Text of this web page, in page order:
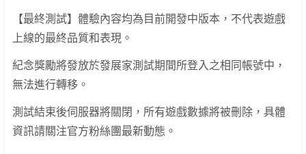
【最終測試】體驗內容均為目前開發中版本，不代表遊戲
上線的最終品質和表現。
紀念獎勵將發放於發展家測試期間所登入之相同帳號中，
無法進行轉移。
測試結束後伺服器將關閉，所有遊戲數據將被刪除，具體
資訊請關注官方粉絲團最新動態。